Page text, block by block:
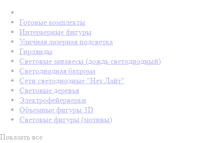
Готовые комплекты
Интерьерные фигуры
Уличная лазерная подсветка
Гирлянды
Световые занавесы (дождь светодиодный)
Светодиодная бахрома
Сети светодиодные "Нет Лайт"
Световые деревья
Электрофейерверки
Объемные фигуры 3D
Световые фигуры (мотивы)
Показать все